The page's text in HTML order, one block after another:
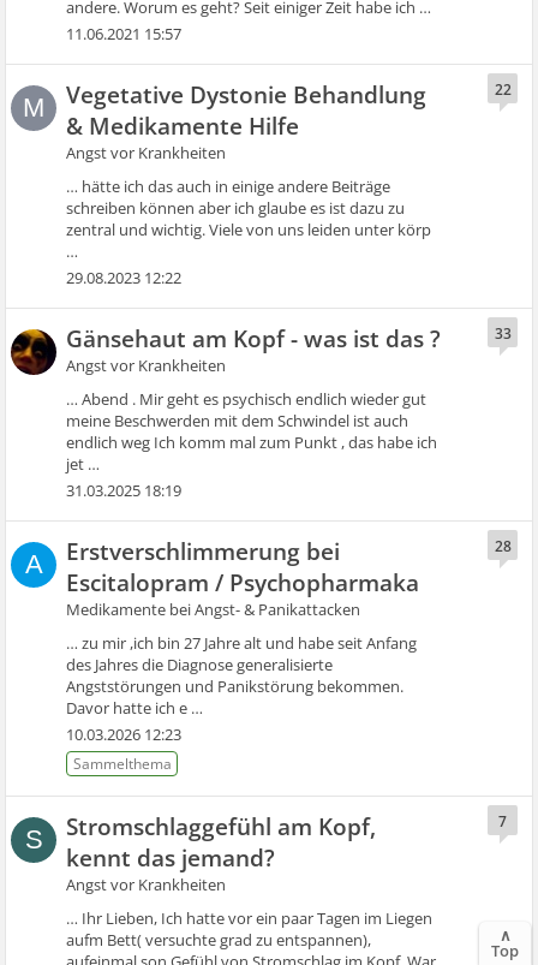
andere. Worum es geht? Seit einiger Zeit habe ich …
11.06.2021 15:57
M
Vegetative Dystonie Behandlung
& Medikamente Hilfe
Angst vor Krankheiten
… hätte ich das auch in einige andere Beiträge
schreiben können aber ich glaube es ist dazu zu
zentral und wichtig. Viele von uns leiden unter körp
…
22
29.08.2023 12:22
Gänsehaut am Kopf - was ist das ?
Angst vor Krankheiten
… Abend . Mir geht es psychisch endlich wieder gut
meine Beschwerden mit dem Schwindel ist auch
endlich weg Ich komm mal zum Punkt , das habe ich
jet …
33
31.03.2025 18:19
A
Erstverschlimmerung bei
Escitalopram / Psychopharmaka
Medikamente bei Angst- & Panikattacken
… zu mir ,ich bin 27 Jahre alt und habe seit Anfang
des Jahres die Diagnose generalisierte
Angststörungen und Panikstörung bekommen.
Davor hatte ich e …
28
10.03.2026 12:23
S
Stromschlaggefühl am Kopf,
kennt das jemand?
Angst vor Krankheiten
… Ihr Lieben, Ich hatte vor ein paar Tagen im Liegen
aufm Bett( versuchte grad zu entspannen),
7
∧
Top